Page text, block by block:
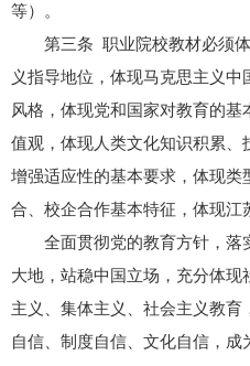
等）。
第三条 职业院校教材必须
义指导地位，体现马克思主义
风格，体现党和国家对教育的
值观，体现人类文化知识积累
增强适应性的基本要求，体现类
合、校企合作基本特征，体现江
全面贯彻党的教育方针，落
大地，站稳中国立场，充分体
主义、集体主义、社会主义教
自信、制度自信、文化自信，